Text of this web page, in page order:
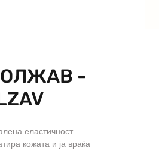
-
еластичност.
кожата и ја враќа